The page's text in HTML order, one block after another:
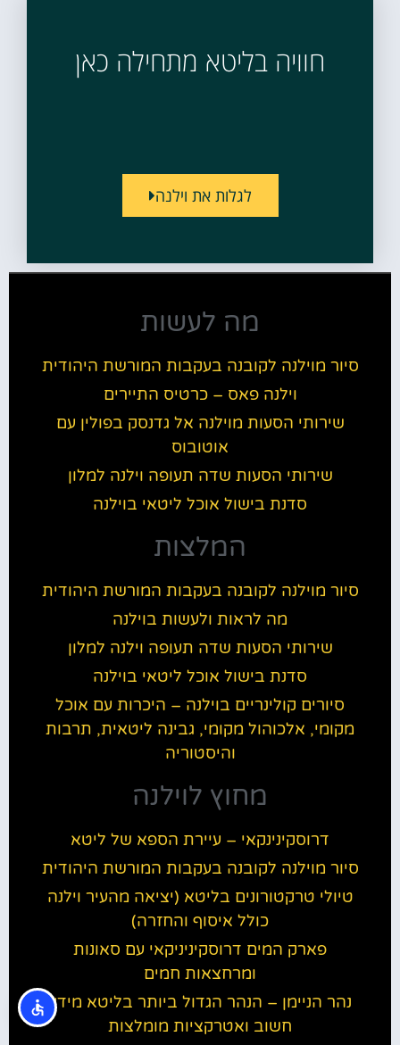
חוויה בליטא מתחילה כאן
לגלות את וילנה
מה לעשות
סיור מוילנה לקובנה בעקבות המורשת היהודית
וילנה פאס – כרטיס התיירים
שירותי הסעות מוילנה אל גדנסק בפולין עם
אוטובוס
שירותי הסעות שדה תעופה וילנה למלון
סדנת בישול אוכל ליטאי בוילנה
המלצות
סיור מוילנה לקובנה בעקבות המורשת היהודית
מה לראות ולעשות בוילנה
שירותי הסעות שדה תעופה וילנה למלון
סדנת בישול אוכל ליטאי בוילנה
סיורים קולינריים בוילנה – היכרות עם אוכל
מקומי, אלכוהול מקומי, גבינה ליטאית, תרבות
והיסטוריה
מחוץ לוילנה
דרוסקינינקאי – עיירת הספא של ליטא
סיור מוילנה לקובנה בעקבות המורשת היהודית
טיולי טרקטורונים בליטא (יציאה מהעיר וילנה
כולל איסוף והחזרה)
פארק המים דרוסקיניניקאי עם סאונות
ומרחצאות חמים
נהר הניימן – הנהר הגדול ביותר בליטא מידע
חשוב ואטרקציות מומלצות